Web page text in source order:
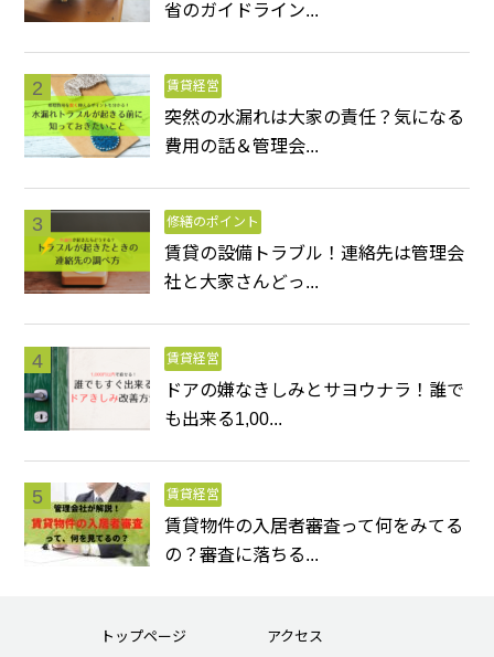
省のガイドライン...
賃貸経営
突然の水漏れは大家の責任？気になる
費用の話＆管理会...
修繕のポイント
賃貸の設備トラブル！連絡先は管理会
社と大家さんどっ...
賃貸経営
ドアの嫌なきしみとサヨウナラ！誰で
も出来る1,00...
賃貸経営
賃貸物件の入居者審査って何をみてる
の？審査に落ちる...
トップページ アクセス